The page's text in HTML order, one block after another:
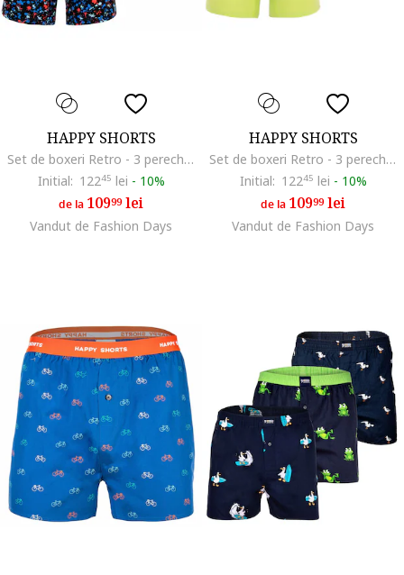
HAPPY SHORTS
Set de boxeri Retro - 3 perechi, Rosu/Negru/Albastru royal
Initial: 12245 lei - 10%
de la 10999lei
Vandut de Fashion Days
HAPPY SHORTS
Set de boxeri Retro - 3 perechi, Negru/Violet/Verde lime
Initial: 12245 lei - 10%
de la 10999lei
Vandut de Fashion Days